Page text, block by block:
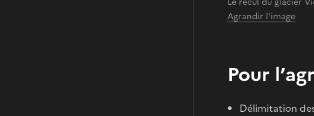
Agrandir l'image
Pour
Délimitation